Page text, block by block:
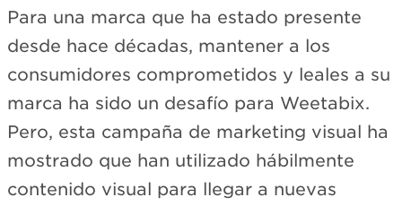
Para una marca que ha estado presente
desde hace décadas, mantener a los
consumidores comprometidos y leales a su
marca ha sido un desafío para Weetabix.
Pero, esta campaña de marketing visual ha
mostrado que han utilizado hábilmente
contenido visual para llegar a nuevas